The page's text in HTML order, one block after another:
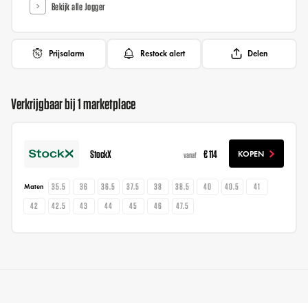
Bekijk alle Jogger
Prijsalarm Restock alert Delen
Verkrijgbaar bij 1 marketplace
StockX vanaf € 114 KOPEN
Maten 35.5 36 36.5 37.5 38 38.5 40 40.5
41
42
42.5 43 44 45 46 47.5